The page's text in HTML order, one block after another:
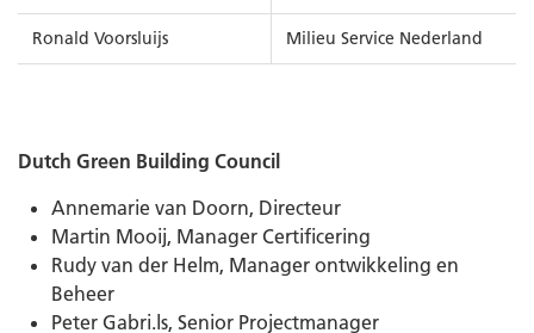
Ronald Voorsluijs Milieu Service Nederland
Dutch Green Building Council
Annemarie van Doorn, Directeur
Martin Mooij, Manager Certificering
Rudy van der Helm, Manager ontwikkeling en
Beheer
Peter Gabri.ls, Senior Projectmanager